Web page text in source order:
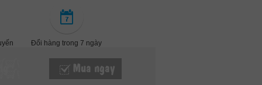
Đổi hàng trong 7 ngày
Mua ngay